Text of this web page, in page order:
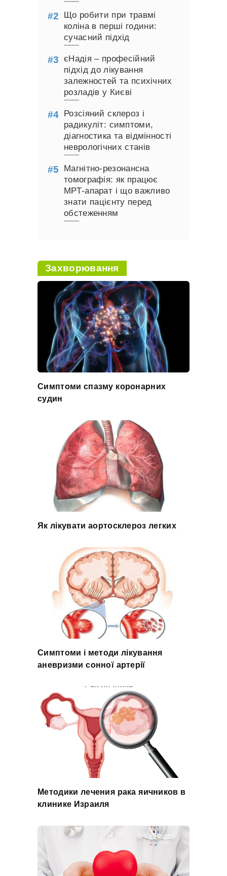
Що робити при травмі
коліна в перші години:
сучасний підхід
єНадія – професійний
підхід до лікування
залежностей та психічних
розладів у Києві
Розсіяний склероз і
радикуліт: симптоми,
діагностика та відмінності
неврологічних станів
Магнітно-резонансна
томографія: як працює
МРТ-апарат і що важливо
знати пацієнту перед
обстеженням
Захворювання
Симптоми спазму коронарних
судин
Як лікувати аортосклероз легких
Симптоми і методи лікування
аневризми сонної артерії
Методики лечения рака яичников в
клинике Израиля